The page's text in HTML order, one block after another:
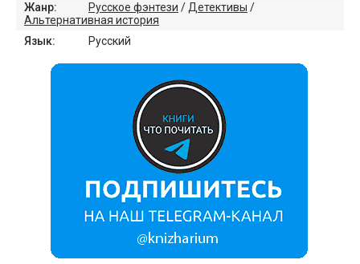
Жанр: Русское фэнтези /Детективы /
Альтернативная история
Язык:
Русский